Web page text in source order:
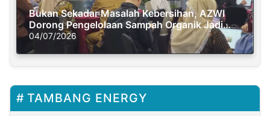
Bukan Sekadar Masalah Kebersihan, AZWI
Dorong Pengelolaan Sampah Organik Jadi
Solusi Krisis Iklim
04/07/2026
TAMBANG ENERGY